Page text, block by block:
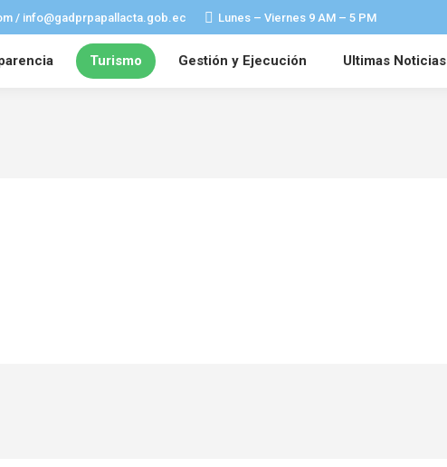
/ info@gadprpapallacta.gob.ec Lunes – Viernes 9 AM – 5 PM
Turismo Gestión y Ejecución Ultimas Noticias